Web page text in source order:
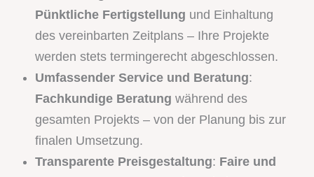
Pünktliche Fertigstellung und Einhaltung
des vereinbarten Zeitplans – Ihre Projekte
werden stets termingerecht abgeschlossen.
Umfassender Service und Beratung:
Fachkundige Beratung während des
gesamten Projekts – von der Planung bis zur
finalen Umsetzung.
Transparente Preisgestaltung: Faire und